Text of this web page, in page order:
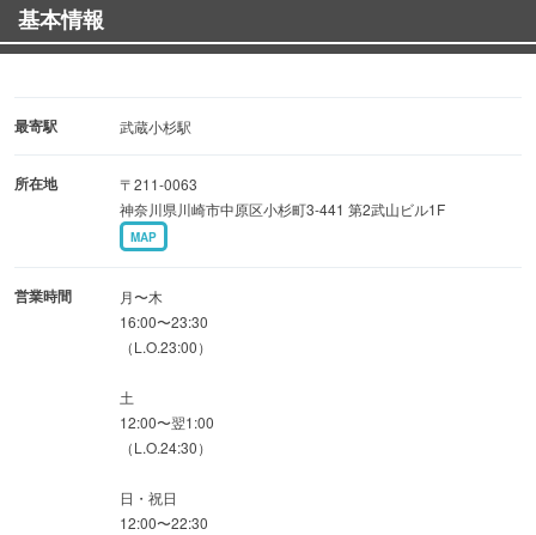
沖縄料理を思う存分堪能できるコース2時間飲み放題付
3,900円〜
最初に食べて頂く「いきなり〆ステーキ」
なんと390円という驚きの価格でご提供しています。
柔らかな牛ハラミを甘辛い特製ダレで焼き上げ、熱々の鉄
板でご提供。
一口食べればやみつきになること間違いなし！
基本情報
最寄駅 武蔵小杉駅
所在地
〒211-0063
神奈川県川崎市中原区小杉町3-441 第2武山ビル1F
MAP
営業時間
月〜木
16:00〜23:30
（L.O.23:00）
土
12:00〜翌1:00
（L.O.24:30）
日・祝日
12:00〜22:30